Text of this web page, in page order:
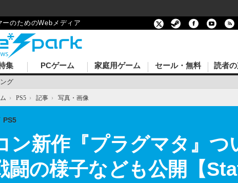
ーのためのWebメディア
グ
集 PCゲーム 家庭用ゲーム セール・無料 読者
› PS5 › 記事 › 写真・画像
ン新作『プラグマタ』
闘の様子なども公開【
PS5